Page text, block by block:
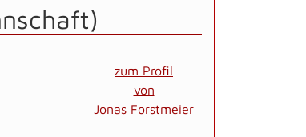
zum Profil
von
Jonas Forstmeier